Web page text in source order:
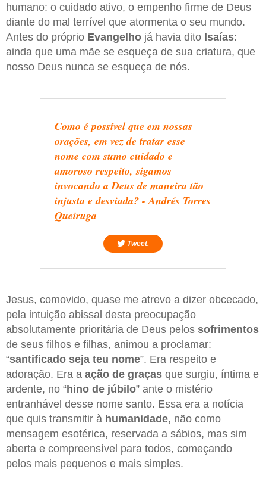
humano: o cuidado ativo, o empenho firme de Deus
diante do mal terrível que atormenta o seu mundo.
Antes do próprio Evangelho já havia dito Isaías:
ainda que uma mãe se esqueça de sua criatura, que
nosso Deus nunca se esqueça de nós.
Como é possível que em nossas
orações, em vez de tratar esse
nome com sumo cuidado e
amoroso respeito, sigamos
invocando a Deus de maneira tão
injusta e desviada? - Andrés Torres
Queiruga
Tweet.
Jesus, comovido, quase me atrevo a dizer obcecado,
pela intuição abissal desta preocupação
absolutamente prioritária de Deus pelos sofrimentos
de seus filhos e filhas, animou a proclamar:
“santificado seja teu nome”. Era respeito e
adoração. Era a ação de graças que surgiu, íntima e
ardente, no “hino de júbilo” ante o mistério
entranhável desse nome santo. Essa era a notícia
que quis transmitir à humanidade, não como
mensagem esotérica, reservada a sábios, mas sim
aberta e compreensível para todos, começando
pelos mais pequenos e mais simples.